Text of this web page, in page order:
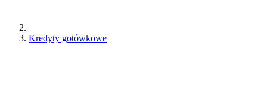
Kredyty gotówkowe